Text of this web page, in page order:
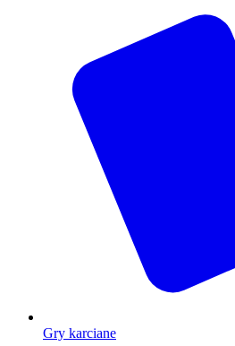
Gry karciane